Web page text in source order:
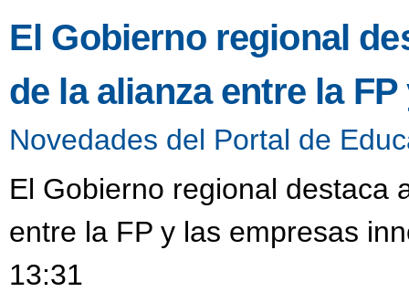
El Gobierno regional
de la alianza entre la
Novedades del Portal de
El Gobierno regional destaca
entre la FP y las empresas
13:31